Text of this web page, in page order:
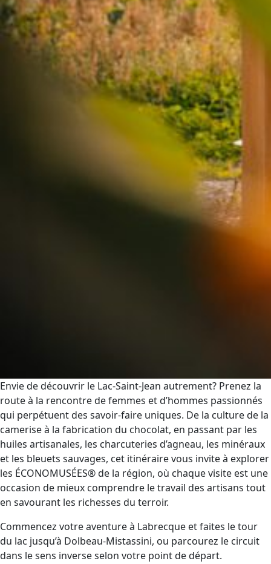
Envie de découvrir le Lac-Saint-Jean autrement? Prenez la
route à la rencontre de femmes et d’hommes passionnés
qui perpétuent des savoir-faire uniques. De la culture de la
camerise à la fabrication du chocolat, en passant par les
huiles artisanales, les charcuteries d’agneau, les minéraux
et les bleuets sauvages, cet itinéraire vous invite à explorer
les ÉCONOMUSÉES® de la région, où chaque visite est une
occasion de mieux comprendre le travail des artisans tout
en savourant les richesses du terroir.
Commencez votre aventure à Labrecque et faites le tour
du lac jusqu’à Dolbeau-Mistassini, ou parcourez le circuit
dans le sens inverse selon votre point de départ.